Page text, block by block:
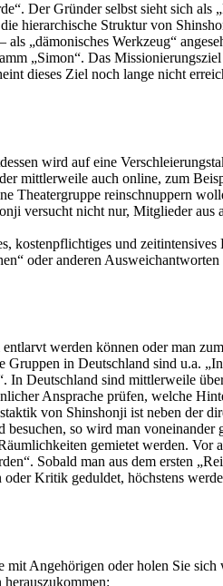
Der Gründer selbst sieht sich
hierarchische Struktur von
„dämonisches Werkzeug“
„Simon“. Das
dieses Ziel noch lange nicht
wird auf eine
mittlerweile auch online, zum
reinschnuppern
versucht nicht nur, Mitglieder
und
oder anderen
werden können oder man
in Deutschland sind u.a.
Deutschland sind mittlerweile
Ansprache prüfen, welche
von Shinshonji ist neben der
so wird man
gemietet werden. Vor
Sobald man aus dem ersten
Kritik geduldet, höchstens
mit Angehörigen oder holen Sie